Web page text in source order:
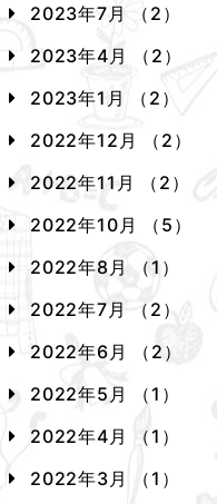
2023年7月 （2）
2023年4月 （2）
2023年1月 （2）
2022年12月 （2）
2022年11月 （2）
2022年10月 （5）
2022年8月 （1）
2022年7月 （2）
2022年6月 （2）
2022年5月 （1）
2022年4月 （1）
2022年3月 （1）